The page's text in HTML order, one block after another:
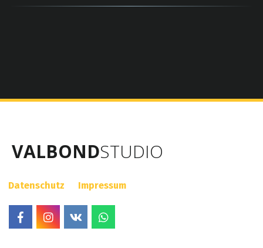
VALBONDSTUDIO
Datenschutz Impressum